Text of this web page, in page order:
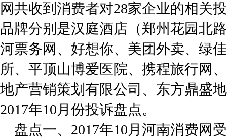
网共收到消费者对28家企业的相关
品牌分别是汉庭酒店（郑州花园北
河票务网、好想你、美团外卖、绿
所、平顶山博爱医院、携程旅行网
地产营销策划有限公司、东方鼎盛
2017年10月份投诉盘点。
盘点一、2017年10月河南消费网